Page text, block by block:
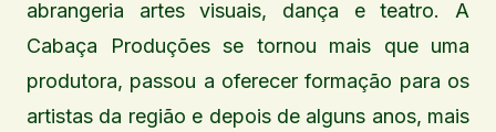
abrangeria artes visuais, dança e teatro. A
Cabaça Produções se tornou mais que uma
produtora, passou a oferecer formação para os
artistas da região e depois de alguns anos, mais